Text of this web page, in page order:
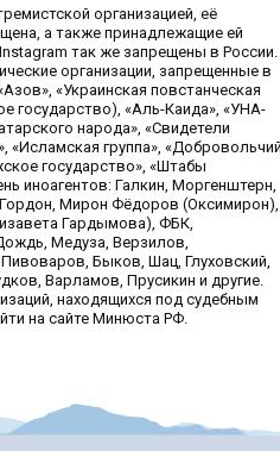
организацией, её
а также принадлежащие ей
так же запрещены в России.
организации, запрещенные в
«Украинская повстанческая
государство), «Аль-Каида», «УНА-
народа», «Свидетели
«Исламская группа»,
государство», «Штабы
иноагентов: Галкин, Моргенштерн,
Мирон Фёдоров (Оксимирон),
Гардымова), ФБК,
Медуза, Верзилов,
Быков, Шац, Глуховский,
Варламов, Прусикин и другие.
находящихся под судебным
на сайте Минюста РФ.